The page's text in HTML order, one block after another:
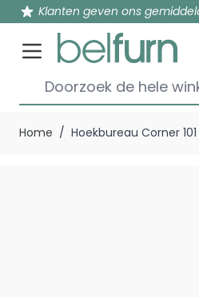
Klanten geven ons
Doorzoek de hele winkel
Home / Hoekbureau Corner